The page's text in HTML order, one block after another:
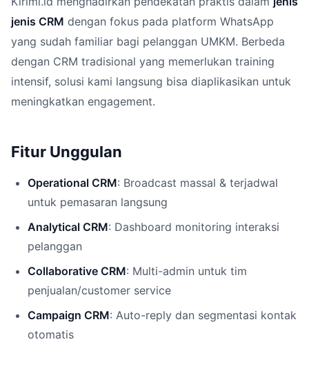
jenis CRM dengan fokus pada platform WhatsApp
yang sudah familiar bagi pelanggan UMKM. Berbeda
dengan CRM tradisional yang memerlukan training
intensif, solusi kami langsung bisa diaplikasikan untuk
meningkatkan engagement.
Fitur Unggulan
Operational CRM: Broadcast massal & terjadwal
untuk pemasaran langsung
Analytical CRM: Dashboard monitoring interaksi
pelanggan
Collaborative CRM: Multi-admin untuk tim
penjualan/customer service
Campaign CRM: Auto-reply dan segmentasi kontak
otomatis